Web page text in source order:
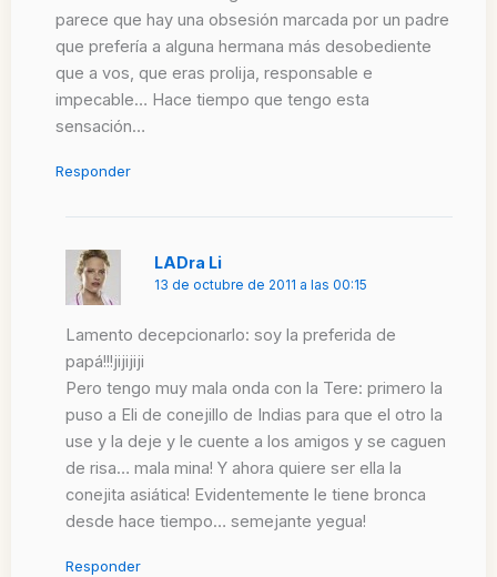
parece que hay una obsesión marcada por un padre
que prefería a alguna hermana más desobediente
que a vos, que eras prolija, responsable e
impecable… Hace tiempo que tengo esta
sensación…
Responder
LADra Li
13 de octubre de 2011 a las 00:15
Lamento decepcionarlo: soy la preferida de
papá!!!jijijiji
Pero tengo muy mala onda con la Tere: primero la
puso a Eli de conejillo de Indias para que el otro la
use y la deje y le cuente a los amigos y se caguen
de risa… mala mina! Y ahora quiere ser ella la
conejita asiática! Evidentemente le tiene bronca
desde hace tiempo… semejante yegua!
Responder